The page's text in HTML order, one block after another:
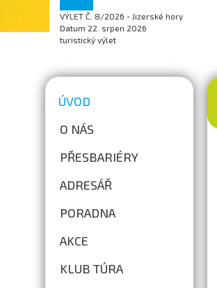
VÝLET Č. 8/2026 - Jizerské hory
Datum 22. srpen 2026
turistický výlet
ÚVOD
O NÁS
PŘESBARIÉRY
ADRESÁŘ
PORADNA
AKCE
KLUB TÚRA